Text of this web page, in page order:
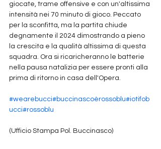
giocate, trame offensive e con un'altissima
intensità nei 70 minuto di gioco. Peccato
per la sconfitta, ma la partita chiude
degnamente il 2024 dimostrando a pieno
la crescita e la qualità altissima di questa
squadra. Ora si ricaricheranno le batterie
nella pausa natalizia per essere pronti alla
prima di ritorno in casa dell'Opera.
#wearebucci#buccinascoèrossoblu#iotifob
ucci#rossoblu
(Ufficio Stampa Pol. Buccinasco)